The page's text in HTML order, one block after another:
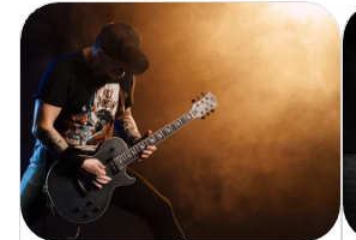
Vítejte na novém e-shopu Music
City